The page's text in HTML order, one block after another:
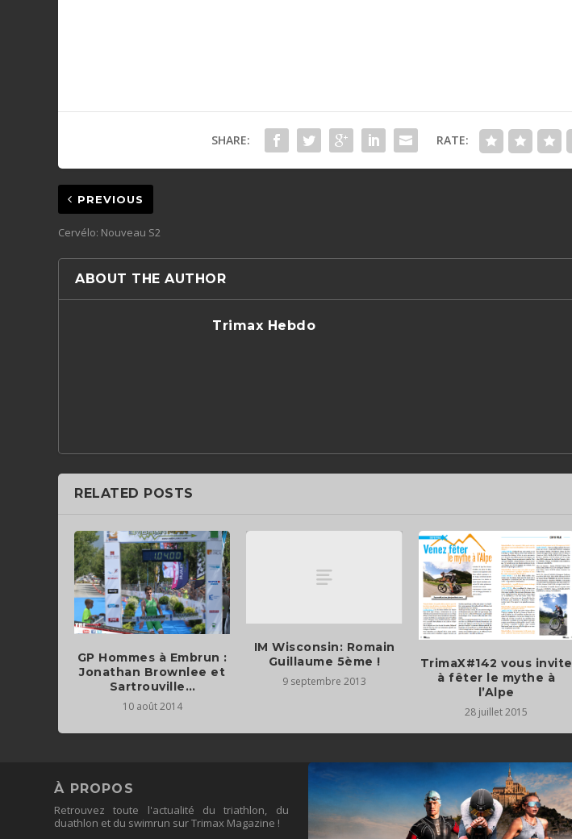
SHARE: RATE:
PREVIOUS
Cervélo: Nouveau S2
ABOUT THE AUTHOR
Trimax Hebdo
RELATED POSTS
GP Hommes à Embrun :
Jonathan Brownlee et
Sartrouville…
10 août 2014
IM Wisconsin: Romain
Guillaume 5ème !
9 septembre 2013
TrimaX#142 vous invite
à fêter le mythe à
l’Alpe
28 juillet 2015
À PROPOS
Retrouvez toute l'actualité du triathlon, du
duathlon et du swimrun sur Trimax Magazine !